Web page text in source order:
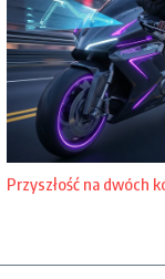
Przyszłość na dwóch